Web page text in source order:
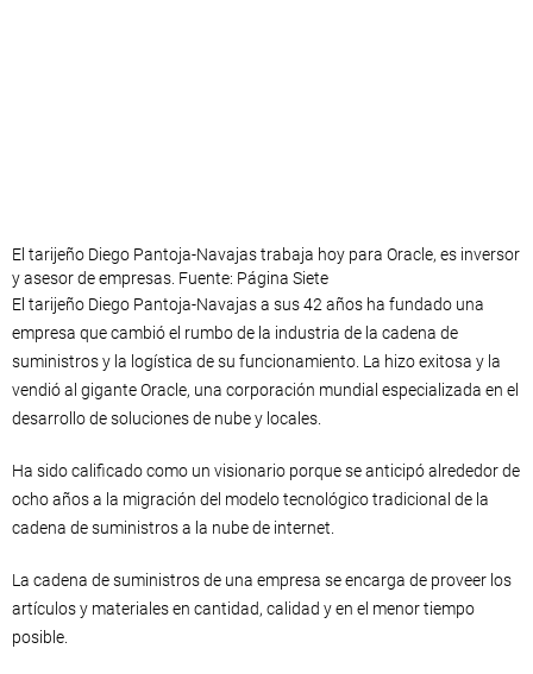
El tarijeño Diego Pantoja-Navajas trabaja hoy para Oracle, es inversor
y asesor de empresas. Fuente: Página Siete
El tarijeño Diego Pantoja-Navajas a sus 42 años ha fundado una
empresa que cambió el rumbo de la industria de la cadena de
suministros y la logística de su funcionamiento. La hizo exitosa y la
vendió al gigante Oracle, una corporación mundial especializada en el
desarrollo de soluciones de nube y locales.
Ha sido calificado como un visionario porque se anticipó alrededor de
ocho años a la migración del modelo tecnológico tradicional de la
cadena de suministros a la nube de internet.
La cadena de suministros de una empresa se encarga de proveer los
artículos y materiales en cantidad, calidad y en el menor tiempo
posible.